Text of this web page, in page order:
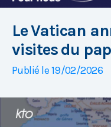
Le Vatican
visites du
Publié le 19/02/2026